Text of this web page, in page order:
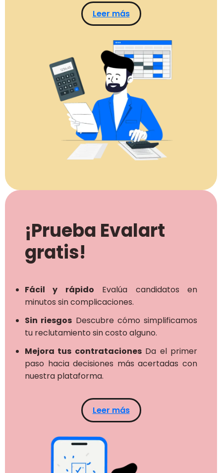
Leer más
¡Prueba Evalart
gratis!
Fácil y rápido Evalúa candidatos en
minutos sin complicaciones.
Sin riesgos Descubre cómo simplificamos
tu reclutamiento sin costo alguno.
Mejora tus contratacionesDa el primer
paso hacia decisiones más acertadas con
nuestra plataforma.
Leer más